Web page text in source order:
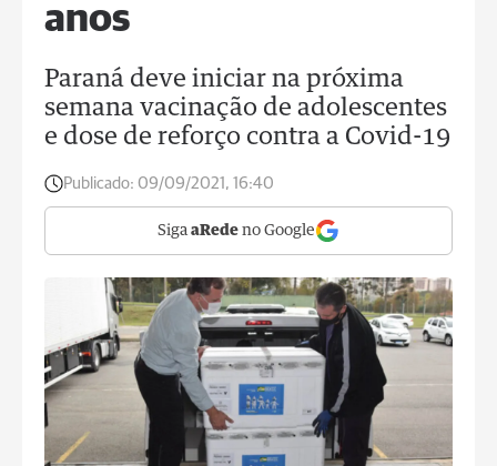
anos
Paraná deve iniciar na próxima
semana vacinação de adolescentes
e dose de reforço contra a Covid-19
Publicado: 09/09/2021, 16:40
Siga aRede no Google